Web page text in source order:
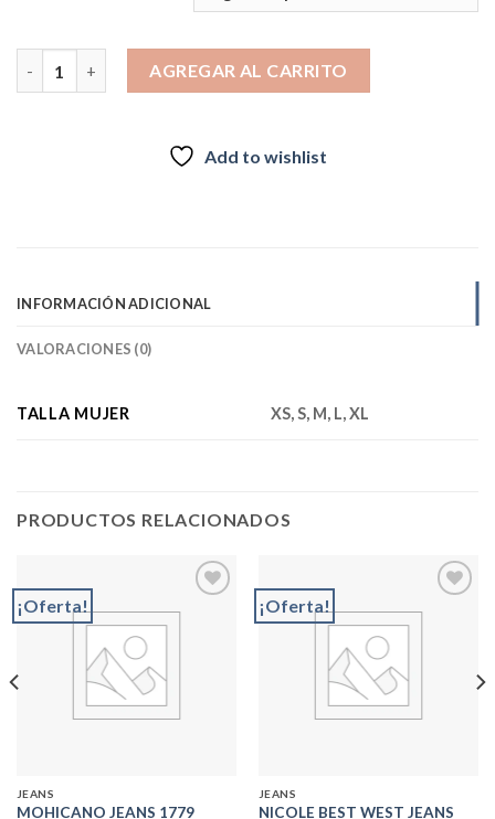
AGREGAR AL CARRITO
Add to wishlist
INFORMACIÓN ADICIONAL
VALORACIONES (0)
TALLA MUJER XS, S, M, L, XL
PRODUCTOS RELACIONADOS
¡Oferta!
JEANS
MOHICANO JEANS 1779
¡Oferta!
JEANS
NICOLE BEST WEST JEANS